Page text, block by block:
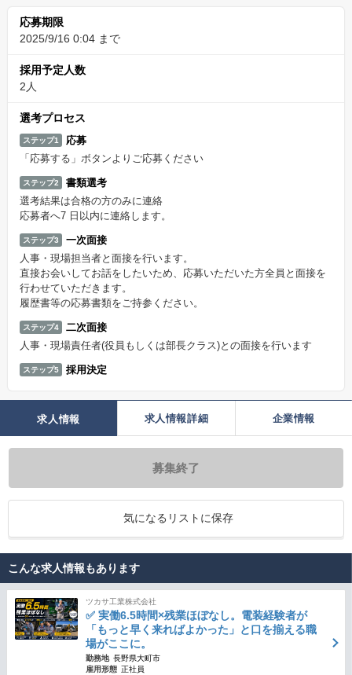
応募期限
2025/9/16 0:04 まで
採用予定人数
2人
選考プロセス
ステップ1
応募
「応募する」ボタンよりご応募ください
ステップ2
書類選考
選考結果は合格の方のみに連絡
応募者へ7 日以内に連絡します。
ステップ3
一次面接
人事・現場担当者と面接を行います。
直接お会いしてお話をしたいため、応募いただいた方全員と面接を
行わせていただきます。
履歴書等の応募書類をご持参ください。
ステップ4
二次面接
人事・現場責任者(役員もしくは部長クラス)との面接を行います
ステップ5 採用決定
求人情報 求人情報詳細 企業情報
募集終了
気になるリストに保存
こんな求人情報もあります
ツカサ工業株式会社
✅ 実働6.5時間×残業ほぼなし。電装経験者が
「もっと早く来ればよかった」と口を揃える職
場がここに。
勤務地 長野県大町市
雇用形態 正社員